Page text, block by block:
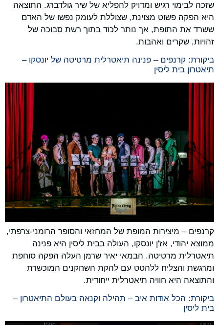
שזכה לבימוי רגיש ומדויק להפליא של שיר גולדברג. התוצאה
היא הפקה פשוט מצוינת, שצוללת לעומק נפשו של האדם
ששרד את התופת, אך נותר לכוד בתוך רשת סבוכה של
זהויות, שקרים ואהבות.
ביקורת: קרנפים – פנינה תיאטרלית מרטיטה של יונסקו –
תיאטרון בית ליסין
קרנפים – מיצירות המופת של המחזאי והסופר הרומני-צרפתי,
ממוצא יהודי, אז'ן יונסקו, העולה בבית ליסין היא פנינה
תיאטרלית מרטיטה. הבמאי יאיר שרמן העלה הפקה סוחפת
ומרגשת והצליח ללהטט עם להקת השחקנים המוכשרת
והתוצאה היא חוויה תיאטרלית ייחודית.
ביקורת: הכל אודות איב – תהילה וקנאה בעולם התיאטרון –
בית ליסין